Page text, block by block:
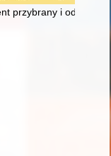
prosperity a
przybrany i